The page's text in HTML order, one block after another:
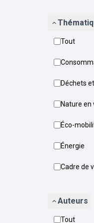
Tout
Déchets
Nature en
Éco-
Énergie
Cadre de
Auteurs
Tout